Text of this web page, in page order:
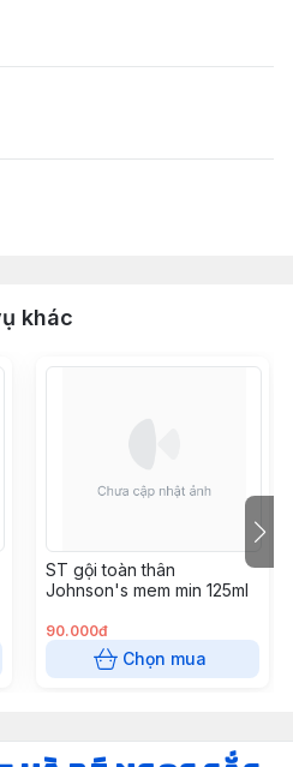
khác
ST gội toàn thân
Johnson's mem min 125ml
90.000đ
Chọn mua